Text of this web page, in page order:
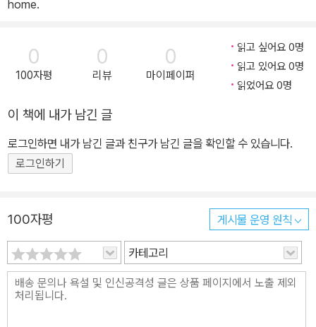
home.
0
100자평
0
리뷰
0
마이페이퍼
읽고 싶어요 0명
읽고 있어요 0명
읽었어요 0명
이 책에 내가 남긴 글
로그인하면 내가 남긴 글과 친구가 남긴 글을 확인할 수 있습니다.
로그인하기
100자평 게시물 운영 원칙
카테고리